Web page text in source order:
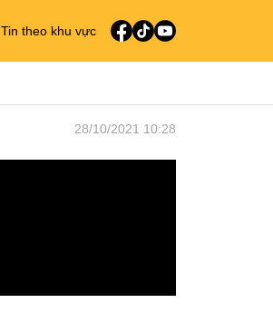
Tin theo khu vực
28/10/2021 10:28